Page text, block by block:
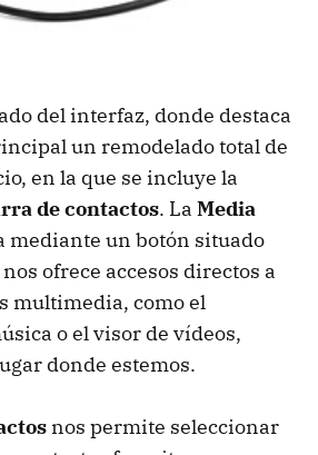
del interfaz, donde destaca
un remodelado total de
en la que se incluye la
de contactos. La Media
mediante un botón situado
ofrece accesos directos a
multimedia, como el
o el visor de vídeos,
donde estemos.
nos permite seleccionar